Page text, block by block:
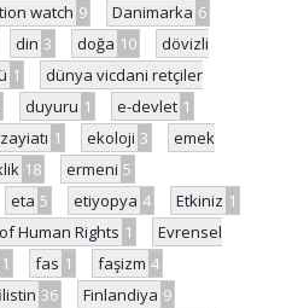
watch 9 Danimarka 6
din 3 doğa 10
dövizli
1
dünya vicdani retçiler
duyuru 1 e-devlet 1
1 ekoloji 3
emek
18 ermeni 5
eta 5 etiyopya 4 Etkiniz 1
Human Rights 1
Evrensel
1 fas 1 faşizm 4
36 Finlandiya 9